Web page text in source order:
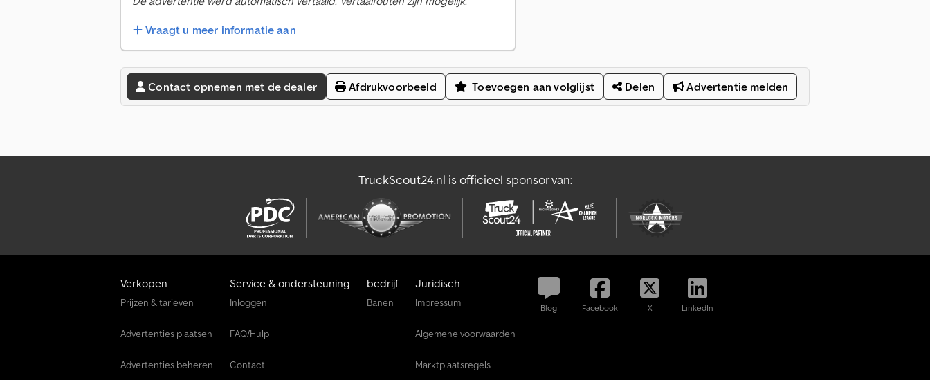
Vraagt u meer informatie aan
Contact opnemen met de dealer Afdrukvoorbeeld Toevoegen aan volglijst Delen Advertentie melden
TruckScout24.nl is officieel sponsor van:
Verkopen
Prijzen & tarieven
Advertenties plaatsen
Advertenties beheren
Service & ondersteuning
Inloggen
FAQ/Hulp
Contact
bedrijf
Banen
Juridisch
Impressum
Algemene voorwaarden
Marktplaatsregels
Blog Facebook X LinkedIn